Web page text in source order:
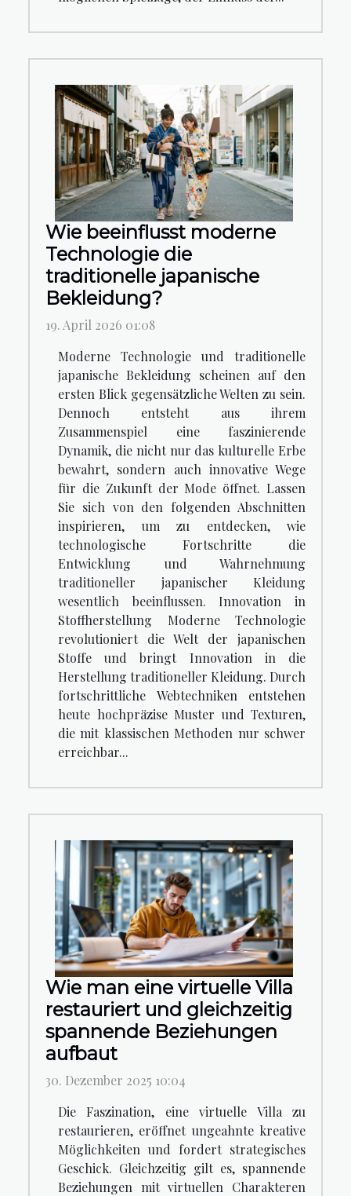
Wie beeinflusst moderne
Technologie die
traditionelle japanische
Bekleidung?
19. April 2026 01:08
Moderne Technologie und traditionelle
japanische Bekleidung scheinen auf den
ersten Blick gegensätzliche Welten zu sein.
Dennoch entsteht aus ihrem
Zusammenspiel eine faszinierende
Dynamik, die nicht nur das kulturelle Erbe
bewahrt, sondern auch innovative Wege
für die Zukunft der Mode öffnet. Lassen
Sie sich von den folgenden Abschnitten
inspirieren, um zu entdecken, wie
technologische Fortschritte die
Entwicklung und Wahrnehmung
traditioneller japanischer Kleidung
wesentlich beeinflussen. Innovation in
Stoffherstellung Moderne Technologie
revolutioniert die Welt der japanischen
Stoffe und bringt Innovation in die
Herstellung traditioneller Kleidung. Durch
fortschrittliche Webtechniken entstehen
heute hochpräzise Muster und Texturen,
die mit klassischen Methoden nur schwer
erreichbar...
Wie man eine virtuelle Villa
restauriert und gleichzeitig
spannende Beziehungen
aufbaut
30. Dezember 2025 10:04
Die Faszination, eine virtuelle Villa zu
restaurieren, eröffnet ungeahnte kreative
Möglichkeiten und fordert strategisches
Geschick. Gleichzeitig gilt es, spannende
Beziehungen mit virtuellen Charakteren